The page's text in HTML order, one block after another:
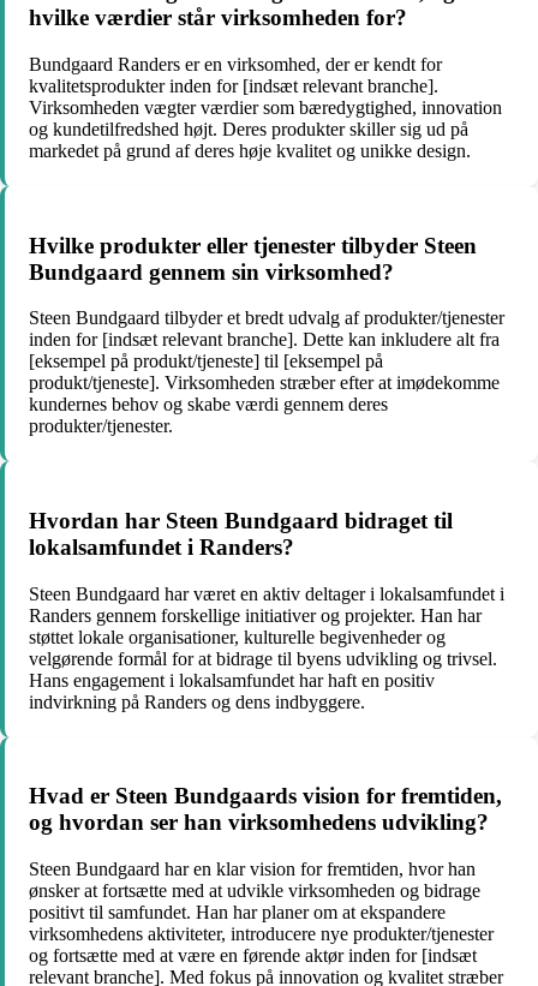
hvilke værdier står virksomheden for?
Bundgaard Randers er en virksomhed, der er kendt for
kvalitetsprodukter inden for [indsæt relevant branche].
Virksomheden vægter værdier som bæredygtighed, innovation
og kundetilfredshed højt. Deres produkter skiller sig ud på
markedet på grund af deres høje kvalitet og unikke design.
Hvilke produkter eller tjenester tilbyder Steen
Bundgaard gennem sin virksomhed?
Steen Bundgaard tilbyder et bredt udvalg af produkter/tjenester
inden for [indsæt relevant branche]. Dette kan inkludere alt fra
[eksempel på produkt/tjeneste] til [eksempel på
produkt/tjeneste]. Virksomheden stræber efter at imødekomme
kundernes behov og skabe værdi gennem deres
produkter/tjenester.
Hvordan har Steen Bundgaard bidraget til
lokalsamfundet i Randers?
Steen Bundgaard har været en aktiv deltager i lokalsamfundet i
Randers gennem forskellige initiativer og projekter. Han har
støttet lokale organisationer, kulturelle begivenheder og
velgørende formål for at bidrage til byens udvikling og trivsel.
Hans engagement i lokalsamfundet har haft en positiv
indvirkning på Randers og dens indbyggere.
Hvad er Steen Bundgaards vision for fremtiden,
og hvordan ser han virksomhedens udvikling?
Steen Bundgaard har en klar vision for fremtiden, hvor han
ønsker at fortsætte med at udvikle virksomheden og bidrage
positivt til samfundet. Han har planer om at ekspandere
virksomhedens aktiviteter, introducere nye produkter/tjenester
og fortsætte med at være en førende aktør inden for [indsæt
relevant branche]. Med fokus på innovation og kvalitet stræber